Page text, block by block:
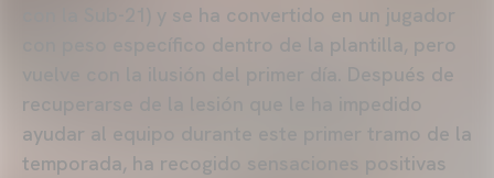
con la Sub-21) y se ha convertido en un jugador
con peso específico dentro de la plantilla, pero
vuelve con la ilusión del primer día. Después de
recuperarse de la lesión que le ha impedido
ayudar al equipo durante este primer tramo de la
temporada, ha recogido sensaciones positivas